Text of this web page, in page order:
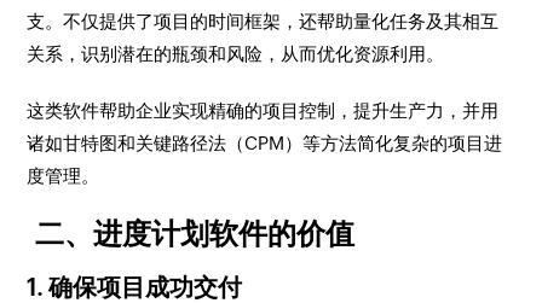
支。不仅提供了项目的时间框架，还帮助量化任务及其相互
关系，识别潜在的瓶颈和风险，从而优化资源利用。
这类软件帮助企业实现精确的项目控制，提升生产力，并用
诸如甘特图和关键路径法（CPM）等方法简化复杂的项目进
度管理。
二、进度计划软件的价值
1. 确保项目成功交付